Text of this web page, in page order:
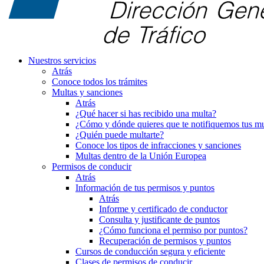
Nuestros servicios
Atrás
Conoce todos los trámites
Multas y sanciones
Atrás
¿Qué hacer si has recibido una multa?
¿Cómo y dónde quieres que te notifiquemos tus
¿Quién puede multarte?
Conoce los tipos de infracciones y sanciones
Multas dentro de la Unión Europea
Permisos de conducir
Atrás
Información de tus permisos y puntos
Atrás
Informe y certificado de conductor
Consulta y justificante de puntos
¿Cómo funciona el permiso por puntos?
Recuperación de permisos y puntos
Cursos de conducción segura y eficiente